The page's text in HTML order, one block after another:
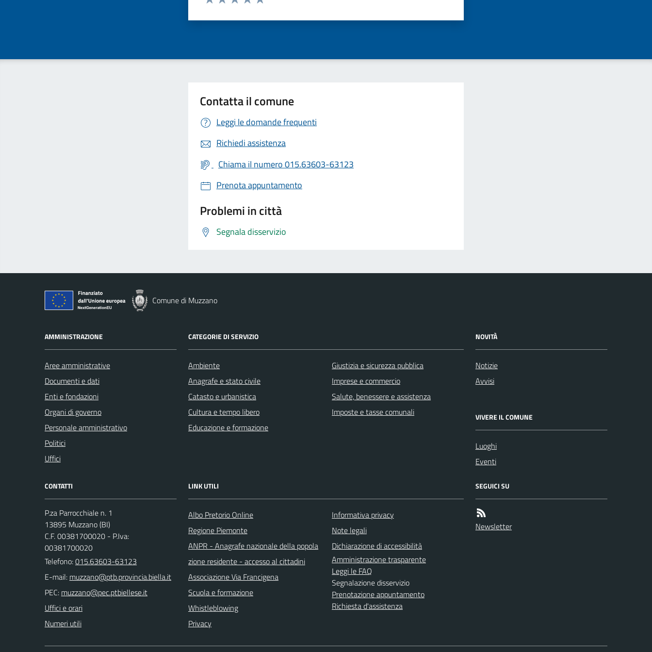
Contatta il comune
Leggi le domande frequenti
Richiedi assistenza
Chiama il numero 015.63603-63123
Prenota appuntamento
Problemi in città
Segnala disservizio
Comune di Muzzano
AMMINISTRAZIONE
Aree amministrative
Documenti e dati
Enti e fondazioni
Organi di governo
Personale amministrativo
Politici
Uffici
CATEGORIE DI SERVIZIO
Ambiente
Anagrafe e stato civile
Catasto e urbanistica
Cultura e tempo libero
Educazione e formazione
Giustizia e sicurezza pubblica
Imprese e commercio
Salute, benessere e assistenza
Imposte e tasse comunali
NOVITÀ
Notizie
Avvisi
VIVERE IL COMUNE
Luoghi
Eventi
CONTATTI
P.za Parrocchiale n. 1
13895 Muzzano (BI)
C.F. 00381700020 - P.Iva:
00381700020
Telefono:015.63603-63123
E-mail:
PEC:
Uffici e orari
Numeri utili
LINK UTILI
Albo Pretorio Online
Regione Piemonte
ANPR - Anagrafe nazionale della popola
zione residente - accesso al cittadini
Associazione Via Francigena
Scuola e formazione
Whistleblowing
Privacy
Informativa privacy
Note legali
Dichiarazione di accessibilità
Amministrazione trasparente
Leggi le FAQ
Segnalazione disservizio
Prenotazione appuntamento
Richiesta d'assistenza
SEGUICI SU
Newsletter